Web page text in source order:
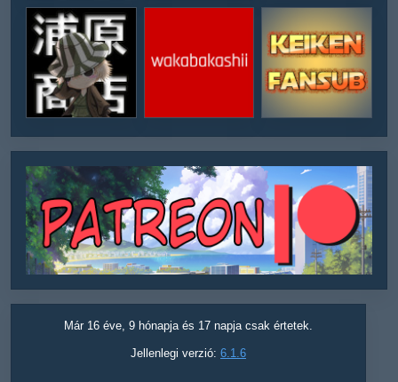
Már 16 éve, 9 hónapja és 17 napja csak értetek.
Jellenlegi verzió: 6.1.6